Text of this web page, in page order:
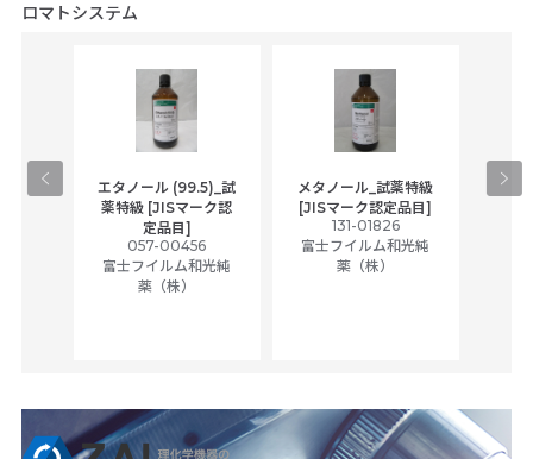
ロマトシステム
エタノール (99.5)_試
薬特級 [JISマーク認
定品目]
057-00456
富士フイルム和光純
薬（株）
メタノール_試薬特級
[JISマーク認定品目]
131-01826
富士フイルム和光純
薬（株）
ア